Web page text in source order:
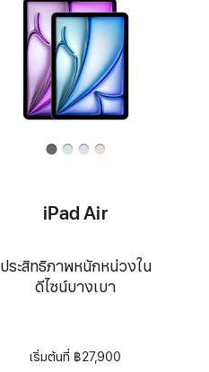
iPad Air
ประสิทธิภาพหนักหน่วงใน
ดีไซน์บางเบา
เริ่มต้นที่ ฿27,900